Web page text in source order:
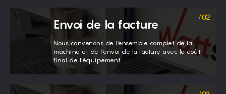
Envoi de la facture
Nous convenons de l'ensemble complet de la
machine et de l'envoi de la facture avec le coût
final de l'équipement.